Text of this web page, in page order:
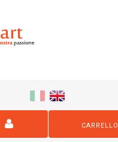
CARRELLO